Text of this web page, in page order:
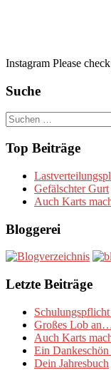
Instagram Please
Suche
Suchen
nach:
Top Beiträge
Gefälschter Gurt
Auch Karts
Bloggerei
Letzte Beiträge
Großes Lob
Auch Karts
Ein
Dein Jahresbuch